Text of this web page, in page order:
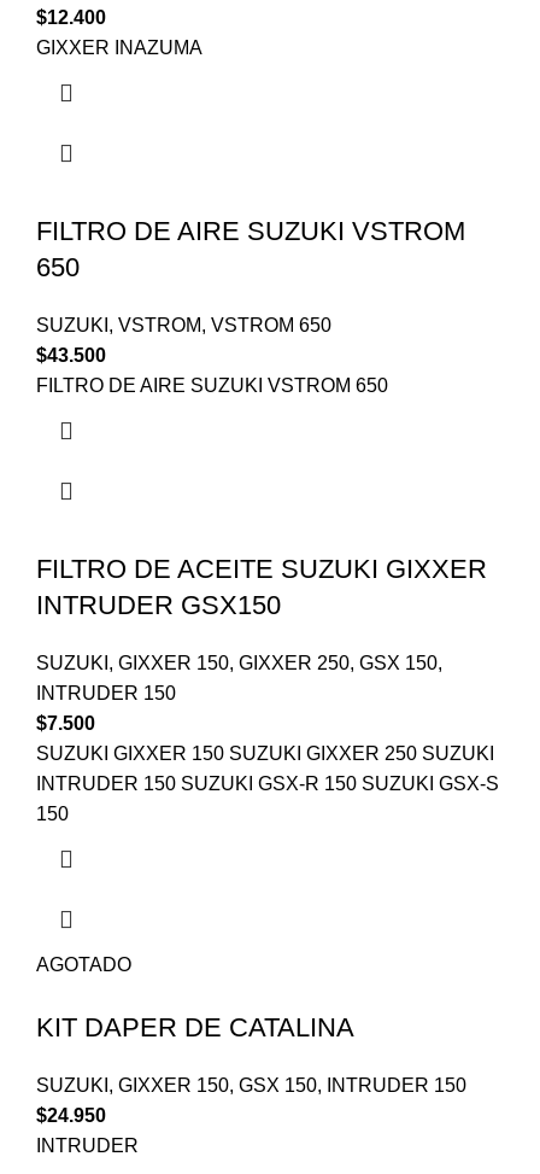
$12.400
GIXXER INAZUMA
FILTRO DE AIRE SUZUKI VSTROM
650
SUZUKI , VSTROM, VSTROM 650
$43.500
FILTRO DE AIRE SUZUKI VSTROM 650
FILTRO DE ACEITE SUZUKI GIXXER
INTRUDER GSX150
SUZUKI , GIXXER 150, GIXXER 250, GSX 150,
INTRUDER 150
$7.500
SUZUKI GIXXER 150 SUZUKI GIXXER 250 SUZUKI
INTRUDER 150 SUZUKI GSX-R 150 SUZUKI GSX-S
150
AGOTADO
KIT DAPER DE CATALINA
SUZUKI , GIXXER 150, GSX 150,
INTRUDER 150
$24.950
INTRUDER